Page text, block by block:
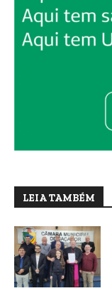
LEIA TAMBÉM